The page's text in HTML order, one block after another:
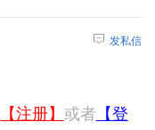
发私信
【注册】 或者 【登